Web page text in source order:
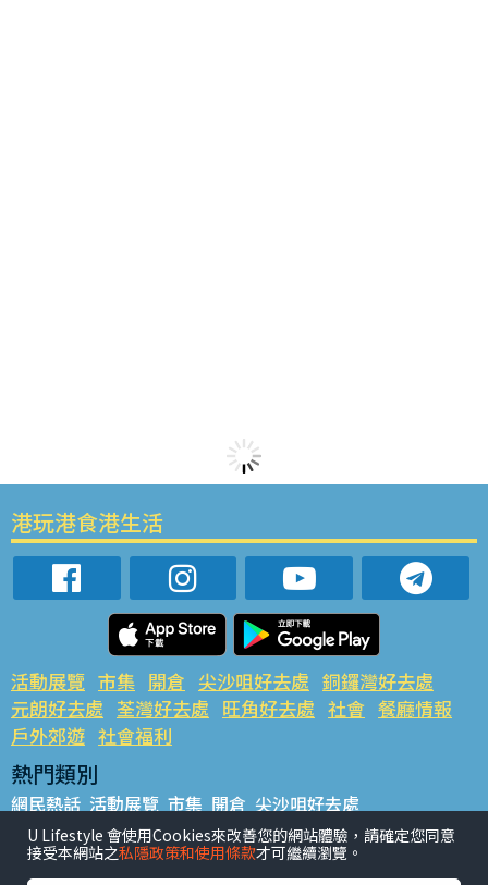
港玩港食港生活
活動展覽 市集 開倉 尖沙咀好去處 銅鑼灣好去處
元朗好去處 荃灣好去處 旺角好去處 社會 餐廳情報
戶外郊遊 社會福利
熱門類別
網民熱話 活動展覽 市集 開倉 尖沙咀好去處
銅鑼灣好去處 元朗好去處 荃灣好去處 旺角好去處 社會
餐廳情報 戶外郊遊
U Lifestyle 會使用Cookies來改善您的網站體驗，請確定您同意
接受本網站之私隱政策和使用條款才可繼續瀏覽。